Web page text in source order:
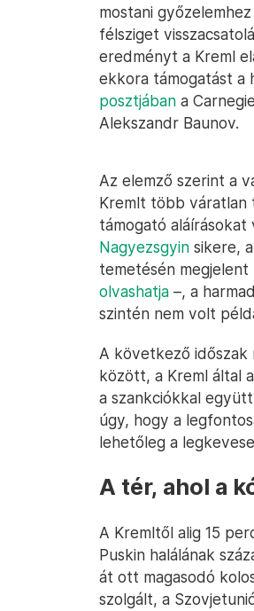
mostani
félsziget
eredményt a Kreml
ekkora támogatást a
posztjában a
Alekszandr Baunov.
Az elemző szerint a
Kremlt több váratlan
támogató
Nagyezsgyin sikere,
temetésén
olvashatja –, a
szintén nem volt
A következő időszak
között, a Kreml által
a szankciókkal
úgy, hogy a
lehetőleg a
A tér, ahol a
A Kremltől alig 15
Puskin halálának
át ott magasodó
szolgált, a